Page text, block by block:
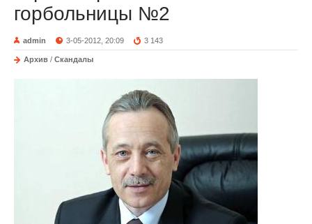
горбольницы №2
admin 3-05-2012, 20:09 3 143
Архив / Скандалы